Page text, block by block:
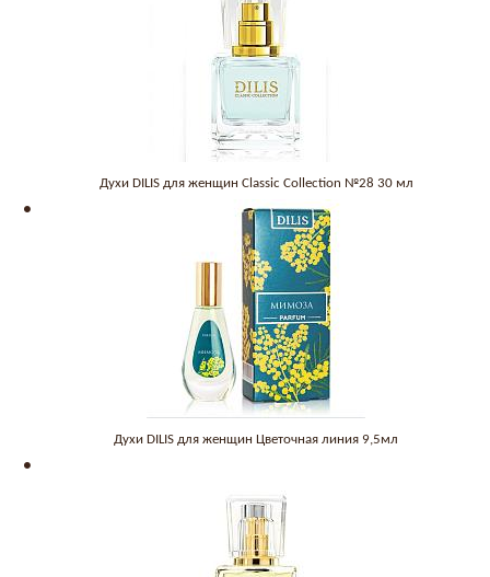
Духи DILIS для женщин Classic Collection №28 30 мл
Духи DILIS для женщин Цветочная линия 9,5мл